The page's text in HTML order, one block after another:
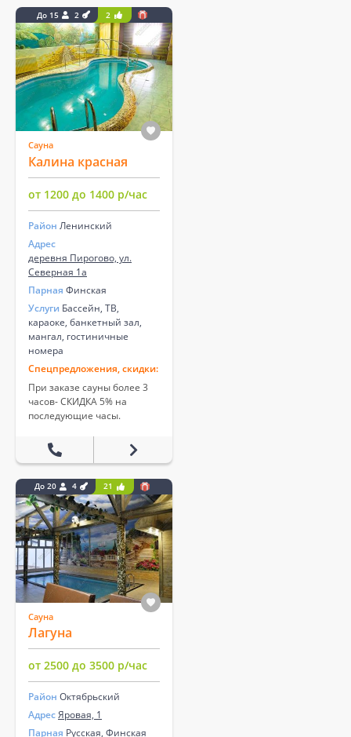
До 15 2 2
Сауна
Калина красная
от 1200 до 1400 р/час
Район Ленинский
Адрес
деревня Пирогово, ул.
Северная 1а
Парная Финская
Услуги Бассейн, ТВ,
караоке, банкетный зал,
мангал, гостиничные
номера
Спецпредложения, скидки:
При заказе сауны более 3
часов- СКИДКА 5% на
последующие часы.
До 20 4 21
Сауна
Лагуна
от 2500 до 3500 р/час
Район Октябрьский
АдресЯровая, 1
Парная Русская, Финская